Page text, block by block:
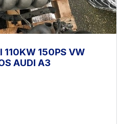
110KW 150PS VW
AUDI A3